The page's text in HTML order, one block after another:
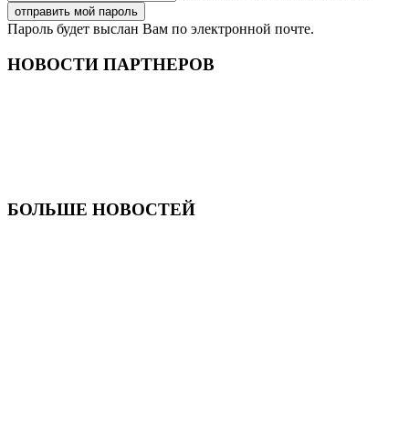
Пароль будет выслан Вам по электронной почте.
НОВОСТИ ПАРТНЕРОВ
БОЛЬШЕ НОВОСТЕЙ